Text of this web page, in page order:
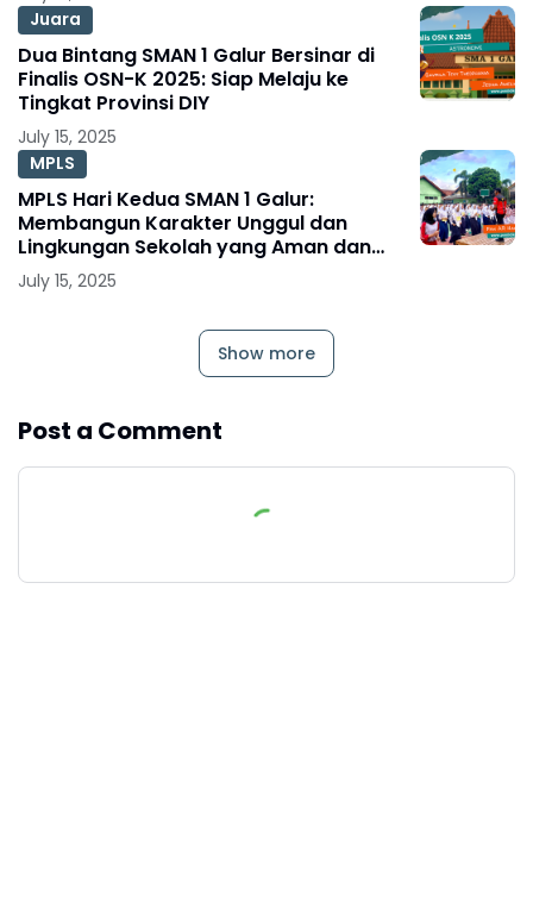
Juara
Dua Bintang SMAN 1 Galur Bersinar di
Finalis OSN-K 2025: Siap Melaju ke
Tingkat Provinsi DIY
July 15, 2025
MPLS
MPLS Hari Kedua SMAN 1 Galur:
Membangun Karakter Unggul dan
Lingkungan Sekolah yang Aman dan
Sehat
July 15, 2025
Show more
Post a Comment